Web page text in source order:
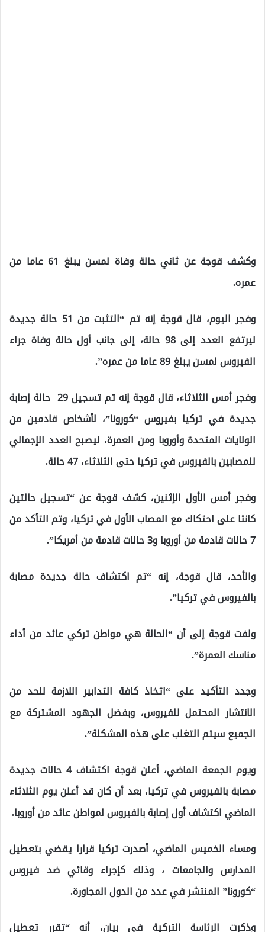
وكشف قوجة عن ثاني حالة وفاة لمسن يبلغ 61 عاما من
عمره.
وفجر اليوم، قال قوجة إنه تم “التثبت من 51 حالة جديدة
ليرتفع العدد إلى 98 حالة، إلى جانب أول حالة وفاة جراء
الفيروس لمسن يبلغ 89 عاما من عمره”.
وفجر أمس الثلاثاء، قال قوجة إنه تم تسجيل 29 حالة إصابة
جديدة في تركيا بفيروس “كورونا”، لأشخاص قادمين من
الولايات المتحدة وأوروبا ومن العمرة، ليصبح العدد الإجمالي
للمصابين بالفيروس في تركيا حتى الثلاثاء، 47 حالة.
وفجر أمس الأول الإثنين، كشف قوجة عن “تسجيل حالتين
كانتا على احتكاك مع المصاب الأول في تركيا، وتم التأكد من
7 حالات قادمة من أوروبا و3 حالات قادمة من أمريكا”.
والأحد، قال قوجة، إنه “تم اكتشاف حالة جديدة مصابة
بالفيروس في تركيا”.
ولفت قوجة إلى أن “الحالة هي مواطن تركي عائد من أداء
مناسك العمرة”.
وجدد التأكيد على “اتخاذ كافة التدابير اللازمة للحد من
الانتشار المحتمل للفيروس، وبفضل الجهود المشتركة مع
الجميع سيتم التغلب على هذه المشكلة”.
ويوم الجمعة الماضي، أعلن قوجة اكتشاف 4 حالات جديدة
مصابة بالفيروس في تركيا، بعد أن كان قد أعلن يوم الثلاثاء
الماضي اكتشاف أول إصابة بالفيروس لمواطن عائد من أوروبا.
ومساء الخميس الماضي، أصدرت تركيا قرارا يقضي بتعطيل
المدارس والجامعات ، وذلك كإجراء وقائي ضد فيروس
“كورونا” المنتشر في عدد من الدول المجاورة.
وذكرت الرئاسة التركية في بيان، أنه “تقرر تعطيل